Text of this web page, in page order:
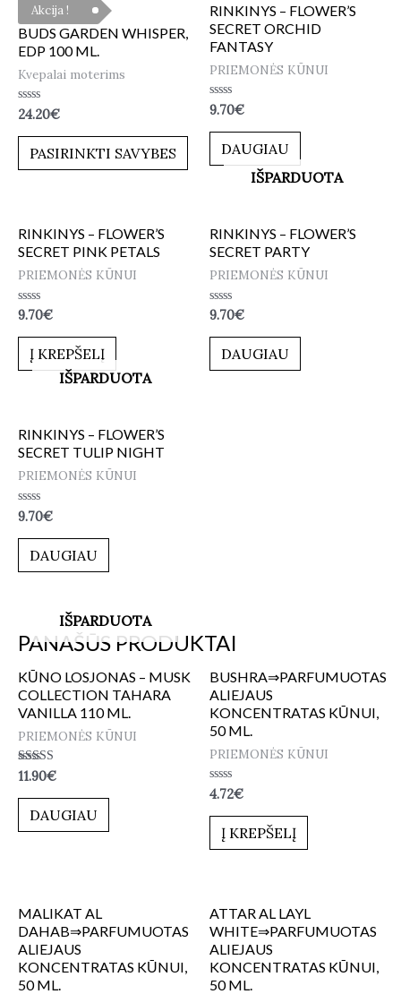
Akcija !
BUDS GARDEN WHISPER,
EDP 100 ML.
Kvepalai moterims
Įvertinimas:
iš
24.20€
PASIRINKTI SAVYBES
RINKINYS – FLOWER’S
SECRET ORCHID
FANTASY
PRIEMONĖS KŪNUI
Įvertinimas:
iš
9.70€
DAUGIAU
RINKINYS – FLOWER’S
SECRET PINK PETALS
PRIEMONĖS KŪNUI
Įvertinimas:
iš
9.70€
Į KREPŠELĮ
IŠPARDUOTA
RINKINYS – FLOWER’S
SECRET PARTY
PRIEMONĖS KŪNUI
Įvertinimas:
iš
9.70€
DAUGIAU
IŠPARDUOTA
RINKINYS – FLOWER’S
SECRET TULIP NIGHT
PRIEMONĖS KŪNUI
Įvertinimas:
0
iš
9.70€
DAUGIAU
PANAŠŪS PRODUKTAI
IŠPARDUOTA
KŪNO LOSJONAS – MUSK
COLLECTION TAHARA
VANILLA 110 ML.
PRIEMONĖS KŪNUI
Įvertinimas:
iš 5
11.90€
DAUGIAU
BUSHRA⇒PARFUMUOTAS
ALIEJAUS
KONCENTRATAS KŪNUI,
50 ML.
PRIEMONĖS KŪNUI
Įvertinimas:
iš
4.72€
Į KREPŠELĮ
MALIKAT AL
DAHAB⇒PARFUMUOTAS
ALIEJAUS
KONCENTRATAS KŪNUI,
50 ML.
ATTAR AL LAYL
WHITE⇒PARFUMUOTAS
ALIEJAUS
KONCENTRATAS KŪNUI,
50 ML.